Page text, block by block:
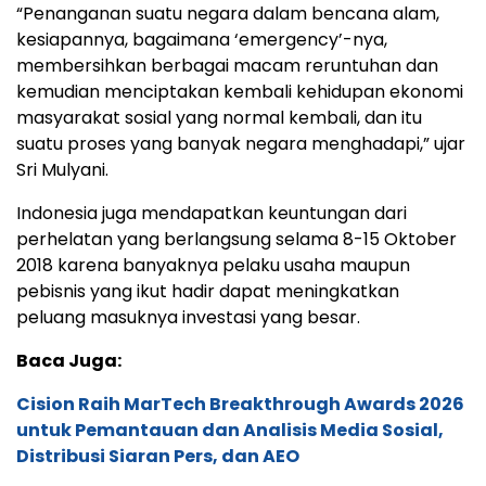
“Penanganan suatu negara dalam bencana alam,
kesiapannya, bagaimana ‘emergency’-nya,
membersihkan berbagai macam reruntuhan dan
kemudian menciptakan kembali kehidupan ekonomi
masyarakat sosial yang normal kembali, dan itu
suatu proses yang banyak negara menghadapi,” ujar
Sri Mulyani.
Indonesia juga mendapatkan keuntungan dari
perhelatan yang berlangsung selama 8-15 Oktober
2018 karena banyaknya pelaku usaha maupun
pebisnis yang ikut hadir dapat meningkatkan
peluang masuknya investasi yang besar.
Baca Juga:
Cision Raih MarTech Breakthrough Awards 2026
untuk Pemantauan dan Analisis Media Sosial,
Distribusi Siaran Pers, dan AEO